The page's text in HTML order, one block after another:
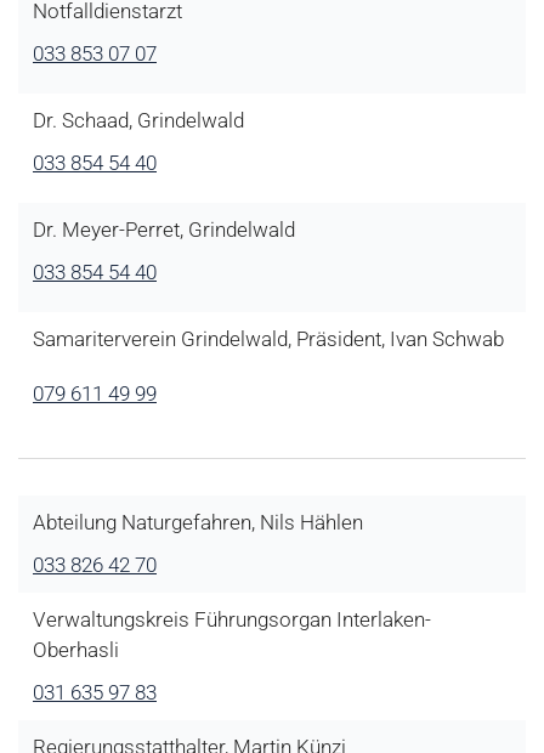
Notfalldienstarzt
033 853 07 07
Dr. Schaad, Grindelwald
033 854 54 40
Dr. Meyer-Perret, Grindelwald
033 854 54 40
Samariterverein Grindelwald, Präsident, Ivan Schwab
079 611 49 99
Abteilung Naturgefahren, Nils Hählen
033 826 42 70
Verwaltungskreis Führungsorgan Interlaken-
Oberhasli
031 635 97 83
Regierungsstatthalter, Martin Künzi